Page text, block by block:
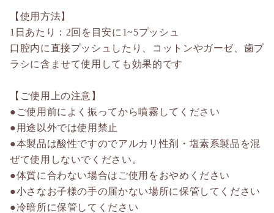
【使用方法】
1日あたり：2回を目安に1~5プッシュ
口腔内に直接プッシュしたり、コットンやガーゼ、歯ブ
ラシに含ませて使用しても効果的です
【ご使用上の注意】
●ご使用前によく振ってから噴霧してください
●用途以外では使用禁止
●本製品は酸性ですのでアルカリ性剤・塩素系製品を混
ぜて使用しないでください。
●体質に合わない場合はご使用をおやめください
●小さなお子様の手の届かない場所に保管してください
●冷暗所に保管してください